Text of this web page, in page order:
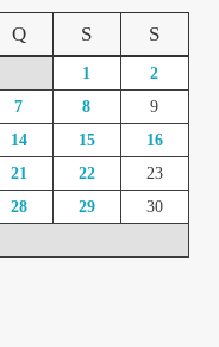
Q S S
1
2
7 8
9
14 15
16
21 22
23
28 29
30